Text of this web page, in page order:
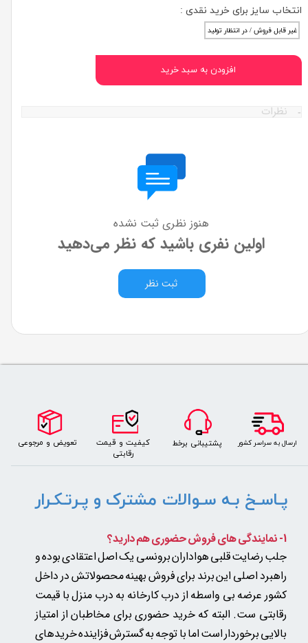
انتخاب سایز برای خرید نقدی :
غیر قابل فروش / در انتظار تولید
افزودن به سبد خرید
نظرات
هنوز نظری ثبت نشده
اولین نفری باشید که نظر می‌دهید
ثبت نظر
​ارسال به سراسر کشور پشتیبانی برخط
کیفیت و قیمت
رقابتی
​​​تعویض و مرجوعی
پـاسـخ بـه سـوالات مشترک و پـرتـکـرار
1- نمایندگی های فروش حضوری هم دارید؟
جلب رضایت قلبی هواداران برونسی یک اصل اعتقادی بوده و
راهبرد اصلی این برند برای فروش بهینه محصولاتش در داخل
کشور عرضه بی واسطه از درب کارخانه به درب منزل با قیمت
رقابتی ست. البته که خرید حضوری برای مخاطبان از امتیاز
بالایی برخوردار است اما با توجه به گسترش فزاینده خریدهای